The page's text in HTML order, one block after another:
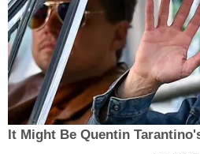
It Might Be Quentin